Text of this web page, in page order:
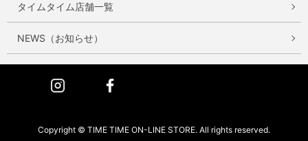
タイムタイム店舗一覧
NEWS（お知らせ）
Instagram
Copyright © TIME TIME ON-LINE STORE. All rights reserved.